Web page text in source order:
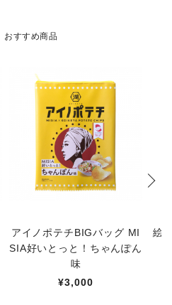
おすすめ商品
アイノポテチBIGバッグ MI
SIA好いとっと！ちゃんぽん
味
¥3,000
絵